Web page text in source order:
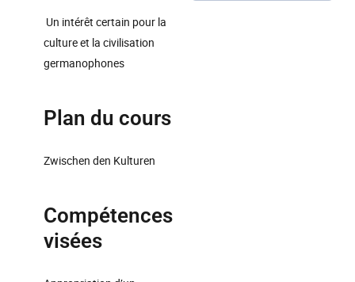
Un intérêt certain pour la
culture et la civilisation
germanophones
Plan du cours
Zwischen den Kulturen
Compétences
visées